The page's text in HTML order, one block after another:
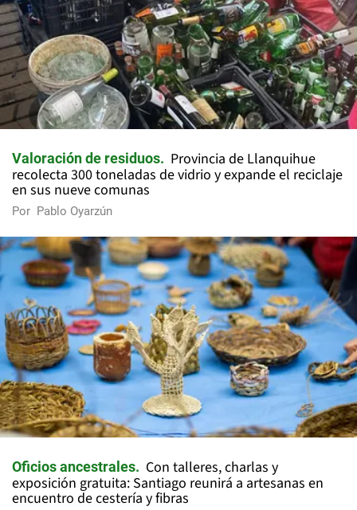
Valoración de residuos
Provincia de Llanquihue
recolecta 300 toneladas de vidrio y expande el reciclaje
en sus nueve comunas
Por Pablo Oyarzún
Oficios ancestrales
Con talleres, charlas y
exposición gratuita: Santiago reunirá a artesanas en
encuentro de cestería y fibras